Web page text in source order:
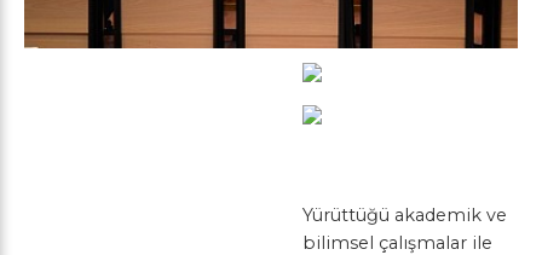
Yürüttüğü akademik ve
bilimsel çalışmalar ile